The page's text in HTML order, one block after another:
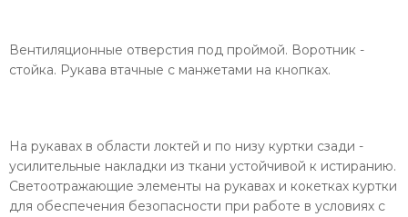
Вентиляционные отверстия под проймой. Воротник -
стойка. Рукава втачные с манжетами на кнопках.
На рукавах в области локтей и по низу куртки сзади -
усилительные накладки из ткани устойчивой к истиранию.
Светоотражающие элементы на рукавах и кокетках куртки
для обеспечения безопасности при работе в условиях с